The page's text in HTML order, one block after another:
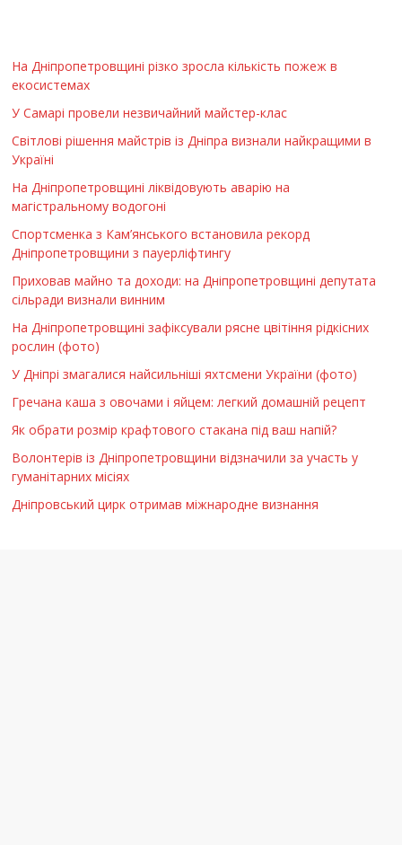
На Дніпропетровщині різко зросла кількість пожеж в
екосистемах
У Самарі провели незвичайний майстер-клас
Світлові рішення майстрів із Дніпра визнали найкращими в
Україні
На Дніпропетровщині ліквідовують аварію на
магістральному водогоні
Спортсменка з Кам’янського встановила рекорд
Дніпропетровщини з пауерліфтингу
Приховав майно та доходи: на Дніпропетровщині депутата
сільради визнали винним
На Дніпропетровщині зафіксували рясне цвітіння рідкісних
рослин (фото)
У Дніпрі змагалися найсильніші яхтсмени України (фото)
Гречана каша з овочами і яйцем: легкий домашній рецепт
Як обрати розмір крафтового стакана під ваш напій?
Волонтерів із Дніпропетровщини відзначили за участь у
гуманітарних місіях
Дніпровський цирк отримав міжнародне визнання